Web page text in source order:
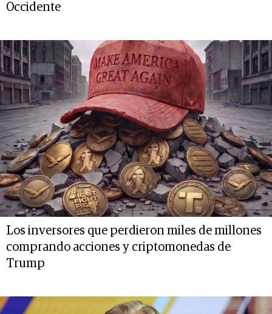
Occidente
Los inversores que perdieron miles de millones
comprando acciones y criptomonedas de
Trump